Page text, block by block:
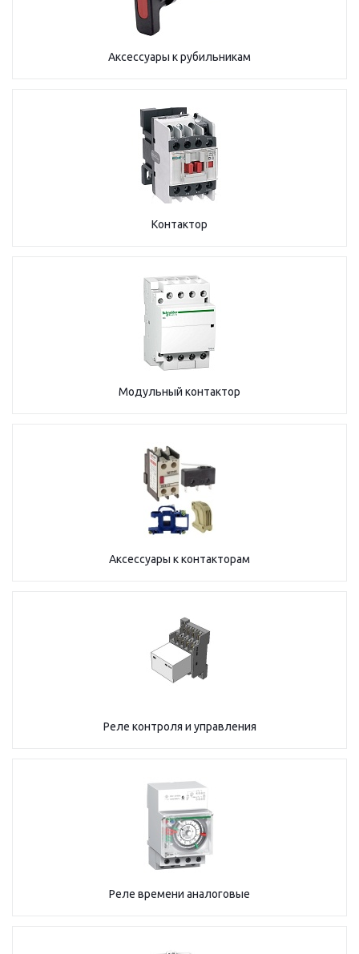
Аксессуары к рубильникам
Контактор
Модульный контактор
Аксессуары к контакторам
Реле контроля и управления
Реле времени аналоговые